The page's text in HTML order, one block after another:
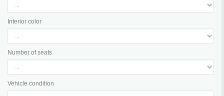
Interior color
Number of seats
Vehicle condition